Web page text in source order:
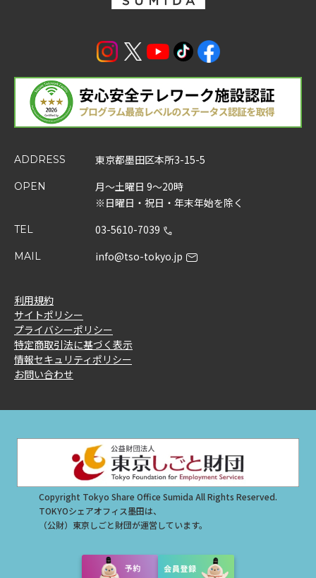
ADDRESS 東京都墨田区本所3-15-5
OPEN
月～土曜日 9～20時
※日曜日・祝日・年末年始を除く
TEL 03-5610-7039
MAIL info@tso-tokyo.jp
利用規約
サイトポリシー
プライバシーポリシー
特定商取引法に基づく表示
情報セキュリティポリシー
お問い合わせ
Copyright Tokyo Share Office Sumida All Rights Reserved.
TOKYOシェアオフィス墨田は、
（公財）東京しごと財団が運営しています。